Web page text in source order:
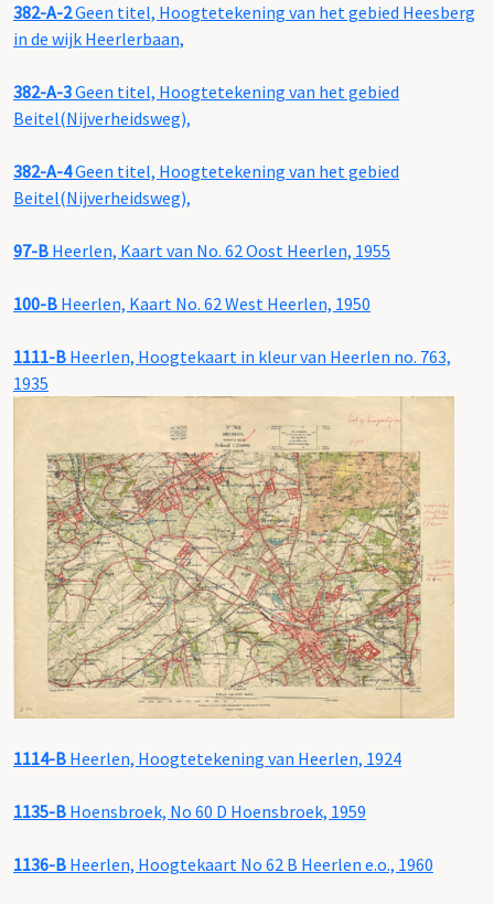
382-A-2Geen titel, Hoogtetekening van het gebied Heesberg
in de wijk Heerlerbaan,
382-A-3Geen titel, Hoogtetekening van het gebied
Beitel(Nijverheidsweg),
382-A-4Geen titel, Hoogtetekening van het gebied
Beitel(Nijverheidsweg),
97-B Heerlen, Kaart van No. 62 Oost Heerlen, 1955
100-B Heerlen, Kaart No. 62 West Heerlen, 1950
1111-B Heerlen, Hoogtekaart in kleur van Heerlen no. 763,
1935
1114-B Heerlen, Hoogtetekening van Heerlen, 1924
1135-B Hoensbroek, No 60 D Hoensbroek, 1959
1136-B Heerlen, Hoogtekaart No 62 B Heerlen e.o., 1960